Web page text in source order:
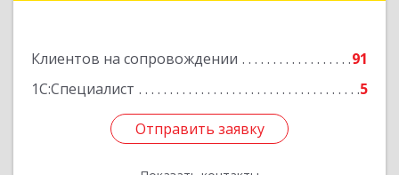
Клиентов на сопровождении
91
1С:Специалист
5
Отправить заявку
Отправить заявку